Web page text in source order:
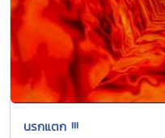
นรกแตก !!!